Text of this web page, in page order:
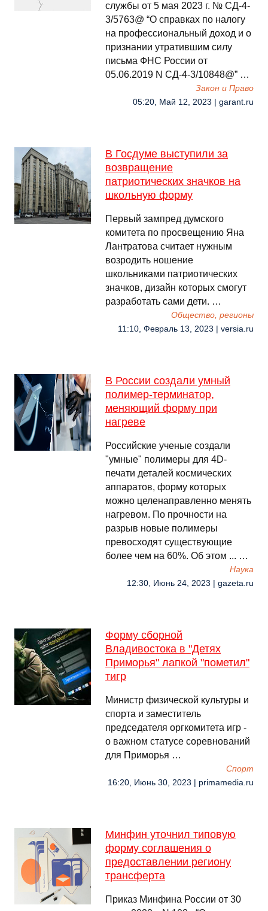
службы от 5 мая 2023 г. № СД-4-
3/5763@ “О справках по налогу
на профессиональный доход и о
признании утратившим силу
письма ФНС России от
05.06.2019 N СД-4-3/10848@” …
Закон и Право
05:20, Май 12, 2023 | garant.ru
В Госдуме выступили за
возвращение
патриотических значков на
школьную форму
Первый зампред думского
комитета по просвещению Яна
Лантратова считает нужным
возродить ношение
школьниками патриотических
значков, дизайн которых смогут
разработать сами дети. …
Общество, регионы
11:10, Февраль 13, 2023 | versia.ru
В России создали умный
полимер-терминатор,
меняющий форму при
нагреве
Российские ученые создали
"умные" полимеры для 4D-
печати деталей космических
аппаратов, форму которых
можно целенаправленно менять
нагревом. По прочности на
разрыв новые полимеры
превосходят существующие
более чем на 60%. Об этом ... …
Наука
12:30, Июнь 24, 2023 | gazeta.ru
Форму сборной
Владивостока в "Детях
Приморья" лапкой "пометил"
тигр
Министр физической культуры и
спорта и заместитель
председателя оргкомитета игр -
о важном статусе соревнований
для Приморья …
Спорт
16:20, Июнь 30, 2023 | primamedia.ru
Минфин уточнил типовую
форму соглашения о
предоставлении региону
трансферта
Приказ Минфина России от 30